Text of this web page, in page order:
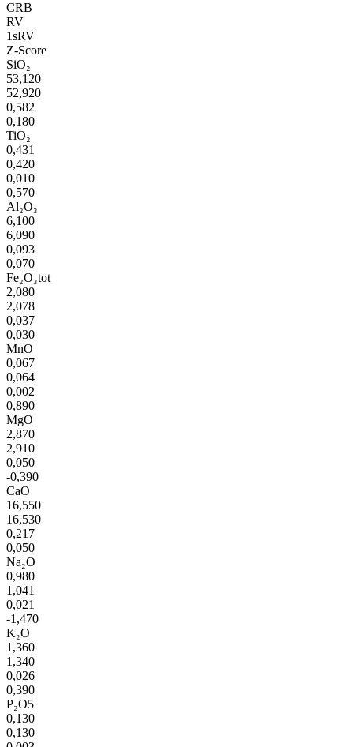
CRB
RV
1sRV
Z-Score
SiO₂
53,120
52,920
0,582
0,180
TiO₂
0,431
0,420
0,010
0,570
Al₂O₃
6,100
6,090
0,093
0,070
Fe₂O₃tot
2,080
2,078
0,037
0,030
MnO
0,067
0,064
0,002
0,890
MgO
2,870
2,910
0,050
-0,390
CaO
16,550
16,530
0,217
0,050
Na₂O
0,980
1,041
0,021
-1,470
K₂O
1,360
1,340
0,026
0,390
P₂O5
0,130
0,130